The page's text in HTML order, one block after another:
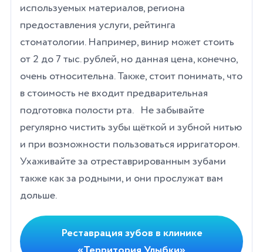
используемых материалов, региона
предоставления услуги, рейтинга
стоматологии. Например, винир может стоить
от 2 до 7 тыс. рублей, но данная цена, конечно,
очень относительна. Также, стоит понимать, что
в стоимость не входит предварительная
подготовка полости рта.
Не забывайте
регулярно чистить зубы щёткой и зубной нитью
и при возможности пользоваться ирригатором.
Ухаживайте за отреставрированным зубами
также как за родными, и они прослужат вам
дольше.
Реставрация зубов в клинике